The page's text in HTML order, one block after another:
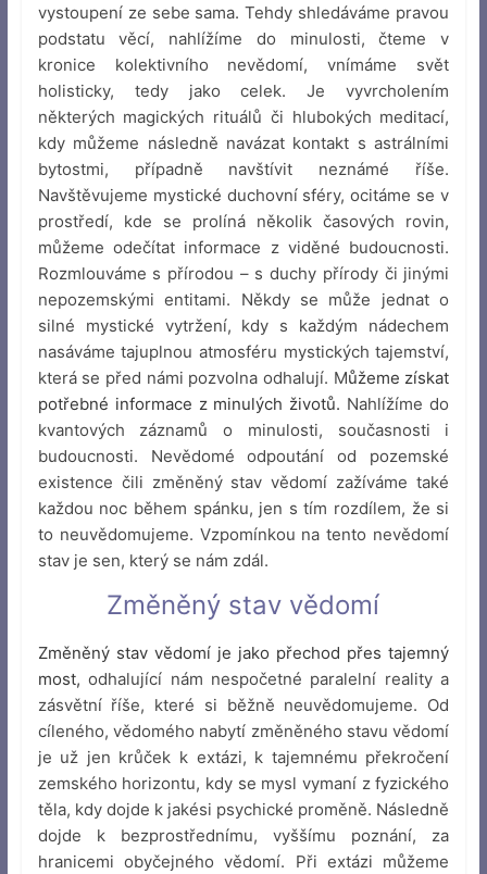
vystoupení ze sebe sama. Tehdy shledáváme pravou
podstatu věcí, nahlížíme do minulosti, čteme v
kronice kolektivního nevědomí, vnímáme svět
holisticky, tedy jako celek. Je vyvrcholením
některých magických rituálů či hlubokých meditací,
kdy můžeme následně navázat kontakt s astrálními
bytostmi, případně navštívit neznámé říše.
Navštěvujeme mystické duchovní sféry, ocitáme se v
prostředí, kde se prolíná několik časových rovin,
můžeme odečítat informace z viděné budoucnosti.
Rozmlouváme s přírodou – s duchy přírody či jinými
nepozemskými entitami. Někdy se může jednat o
silné mystické vytržení, kdy s každým nádechem
nasáváme tajuplnou atmosféru mystických tajemství,
která se před námi pozvolna odhalují. Můžeme získat
potřebné informace z minulých životů. Nahlížíme do
kvantových záznamů o minulosti, současnosti i
budoucnosti. Nevědomé odpoutání od pozemské
existence čili změněný stav vědomí zažíváme také
každou noc během spánku, jen s tím rozdílem, že si
to neuvědomujeme. Vzpomínkou na tento nevědomí
stav je sen, který se nám zdál.
Změněný stav vědomí
Změněný stav vědomí je jako přechod přes tajemný
most, odhalující nám nespočetné paralelní reality a
zásvětní říše, které si běžně neuvědomujeme. Od
cíleného, vědomého nabytí změněného stavu vědomí
je už jen krůček k extázi, k tajemnému překročení
zemského horizontu, kdy se mysl vymaní z fyzického
těla, kdy dojde k jakési psychické proměně. Následně
dojde k bezprostřednímu, vyššímu poznání, za
hranicemi obyčejného vědomí. Při extázi můžeme